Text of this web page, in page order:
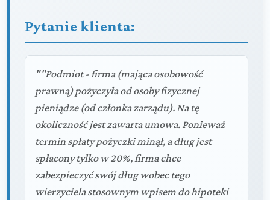
Pytanie klienta:
""Podmiot - firma (mająca osobowość
prawną) pożyczyła od osoby fizycznej
pieniądze (od członka zarządu). Na tę
okoliczność jest zawarta umowa. Ponieważ
termin spłaty pożyczki minął, a dług jest
spłacony tylko w 20%, firma chce
zabezpieczyć swój dług wobec tego
wierzyciela stosownym wpisem do hipoteki